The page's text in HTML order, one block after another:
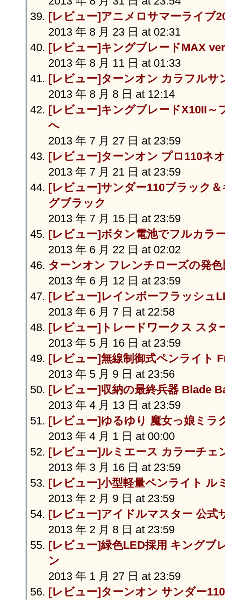
[レビュー]アニメロサマーライブ
2013 年 8 月 23 日 at 02:31
[レビュー]キングブレードMAX
2013 年 8 月 11 日 at 01:33
[レビュー]ターンオン カラフルサ
2013 年 8 月 8 日 at 12:14
[レビュー]キングブレードX10II～
へ
2013 年 7 月 27 日 at 23:59
[レビュー]ターンオン プロ110ネ
2013 年 7 月 21 日 at 23:59
[レビュー]サンダー110ブラック
グブラック
2013 年 7 月 15 日 at 23:59
[レビュー]ボタン電池でフルカラ
2013 年 6 月 22 日 at 02:02
ターンオン フレンチローズの発色
2013 年 6 月 12 日 at 23:59
[レビュー]レインボーフラッシュ
2013 年 6 月 7 日 at 22:58
[レビュー]トレードワークス スタ
2013 年 5 月 16 日 at 23:59
[レビュー]無線制御式ペンライト
2013 年 5 月 9 日 at 23:56
[レビュー]収納の最終兵器 Blade
2013 年 4 月 13 日 at 23:59
[レビュー]ゆるゆり 魔女っ娘ミラ
2013 年 4 月 1 日 at 00:00
[レビュー]ルミエース カラーチェ
2013 年 3 月 16 日 at 23:59
[レビュー]小型軽量ペンライト ル
2013 年 2 月 9 日 at 23:59
[レビュー]アイドルマスター 公式
2013 年 2 月 8 日 at 23:59
[レビュー]緑色LED採用 キングブ
ン
2013 年 1 月 27 日 at 23:59
[レビュー]ターンオン サンダー110